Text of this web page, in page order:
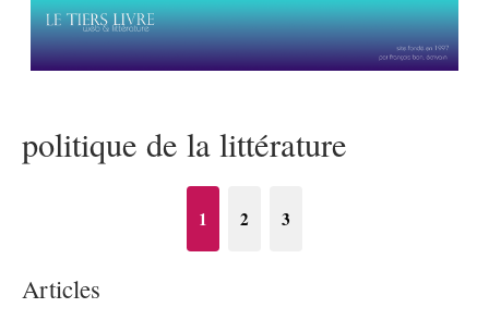
politique de la littérature
1 2 3
Articles